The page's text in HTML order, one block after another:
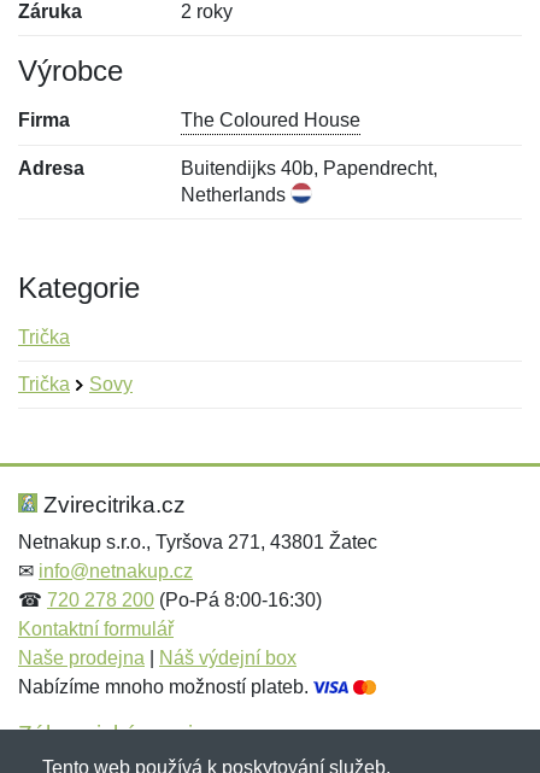
Záruka 2 roky
Výrobce
Firma The Coloured House
Adresa
Buitendijks 40b, Papendrecht,
Netherlands
Kategorie
Trička
Trička Sovy
Hodnocení:
Jméno: *
Jméno:
E-mail:*
Zvirecitrika.cz
Netnakup s.r.o., Tyršova 271, 43801 Žatec
✉ info@netnakup.cz
☎ 720 278 200 (Po-Pá 8:00-16:30)
Kontaktní formulář
Naše prodejna
Náš výdejní box
Nabízíme mnoho možností plateb.
Zákaznický servis
Tento web používá k poskytování služeb,